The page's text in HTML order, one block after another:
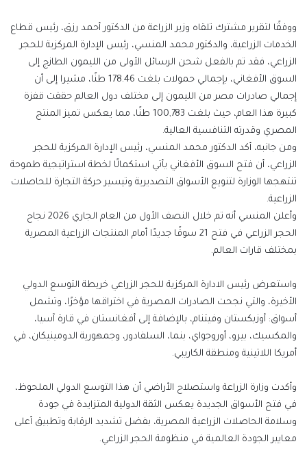
ووفقًا لتقرير مشترك تلقاه وزير الزراعة من الدكتور أحمد رزق، رئيس قطاع
الخدمات الزراعية، والدكتور محمد المنسي، رئيس الإدارة المركزية للحجر
الزراعي، فقد تم بالفعل شحن الرسائل الأولى من الليمون الطازج إلى
السوق الأفغاني، بإجمالي حمولات بلغت 178.46 طنًا، مشيرا إلى أن
إجمالي صادرات مصر من الليمون إلى مختلف دول العالم حققت قفزة
كبيرة هذا العام، حيث بلغت 100,783 طنًا، مما يعكس تميز المنتج
المصري وقدرته التنافسية العالية.
ومن جانبه، أكد الدكتور محمد المنسي، رئيس الإدارة المركزية للحجر
الزراعي، أن فتح السوق الأفغاني يأتي استكمالًا لخطة استراتيجية طموحة
تنتهجها الوزارة لتنويع الأسواق التصديرية وتيسير حركة التجارة للحاصلات
الزراعية.
وأعلن المنسي أنه تم خلال النصف الأول من العام الجاري 2026 نجاح
الحجر الزراعي في فتح 21 سوقًا جديدًا أمام المنتجات الزراعية المصرية
بمختلف قارات العالم.
واستعرض رئيس الادارة المركزية للحجر الزراعي خريطة التوسع الدولي
الأخيرة، والتي نجحت الصادرات المصرية في اختراقها مؤخرًا، وتشمل
أسواق: أوزبكستان وفيتنام، بالإضافة إلى أفغانستان في قارة آسيا،
والمكسيك، بيرو، أوروجواي، بنما، السلفادور، وجمهورية الدومينيكان، في
أمريكا اللاتينية ومنطقة الكاريبي.
وأكدت وزارة الزراعة واستصلاح الأراضي أن هذا التوسع الدولي الملحوظ،
في فتح الأسواق الجديدة يعكس الثقة الدولية المتزايدة في جودة
وسلامة الحاصلات الزراعية المصرية، بفضل تشديد الرقابة وتطبيق أعلى
معايير الجودة العالمية في منظومة الحجر الزراعي.